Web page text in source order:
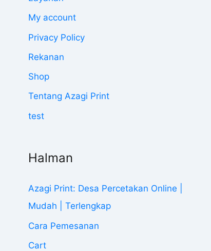
My account
Privacy Policy
Rekanan
Shop
Tentang Azagi Print
test
Halman
Azagi Print: Desa Percetakan Online |
Mudah | Terlengkap
Cara Pemesanan
Cart